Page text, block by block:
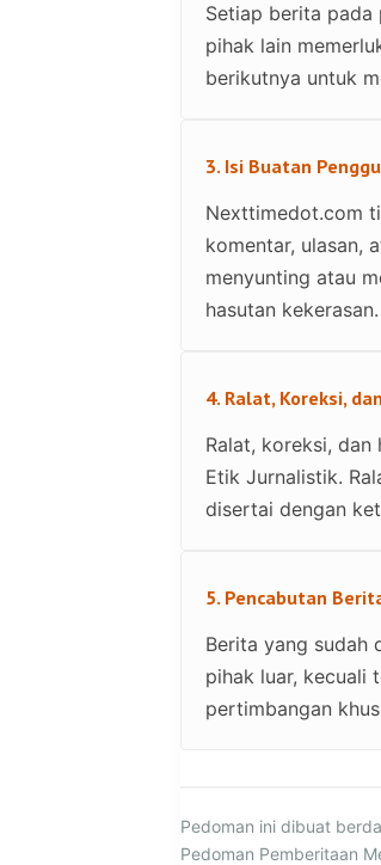
Setiap berita pada
pihak lain
berikutnya untuk
3. Isi Buatan
Nexttimedot.com
komentar, ulasan,
menyunting atau
hasutan kekerasan.
4. Ralat, Koreksi,
Ralat, koreksi,
Etik Jurnalistik.
disertai dengan
5. Pencabutan
Berita yang sudah
pihak luar, kecuali
pertimbangan
Pedoman ini dibuat
Pedoman Pemberitaan